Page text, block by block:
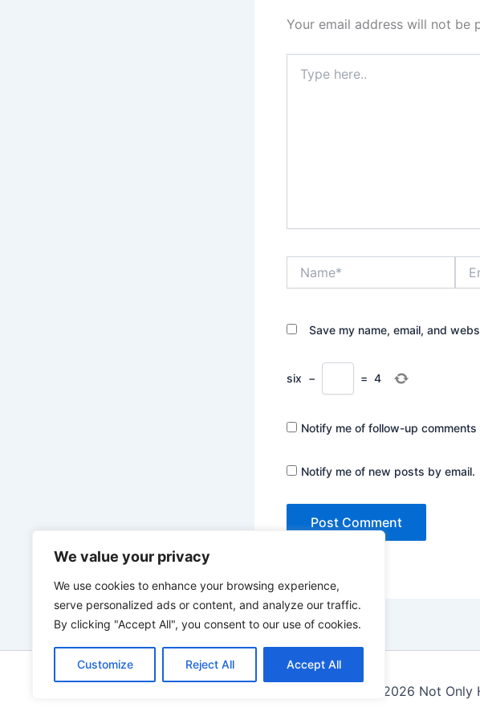
We value your privacy
We use cookies to enhance your browsing experience,
serve personalized ads or content, and analyze our traffic.
By clicking "Accept All", you consent to our use of cookies.
Customize Reject All Accept All
Your email address will not be
here..
Save my name, email, and
six − = 4
Notify me of follow-up comments
Notify me of new posts by email.
Copyright © 2026 Not